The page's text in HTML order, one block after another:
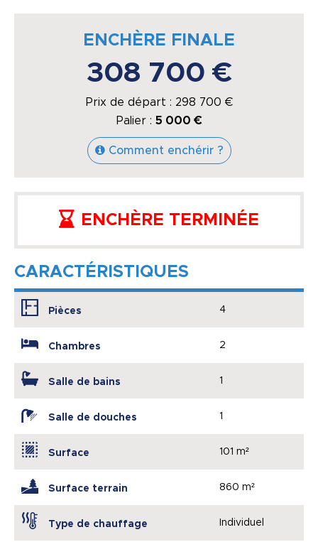
ENCHÈRE FINALE
308 700 €
Prix de départ : 298 700 €
Palier : 5 000 €
Comment enchérir ?
ENCHÈRE TERMINÉE
CARACTÉRISTIQUES
Pièces 4
Chambres 2
Salle de bains 1
Salle de douches 1
Surface 101 m²
Surface terrain 860 m²
Type de chauffage Individuel